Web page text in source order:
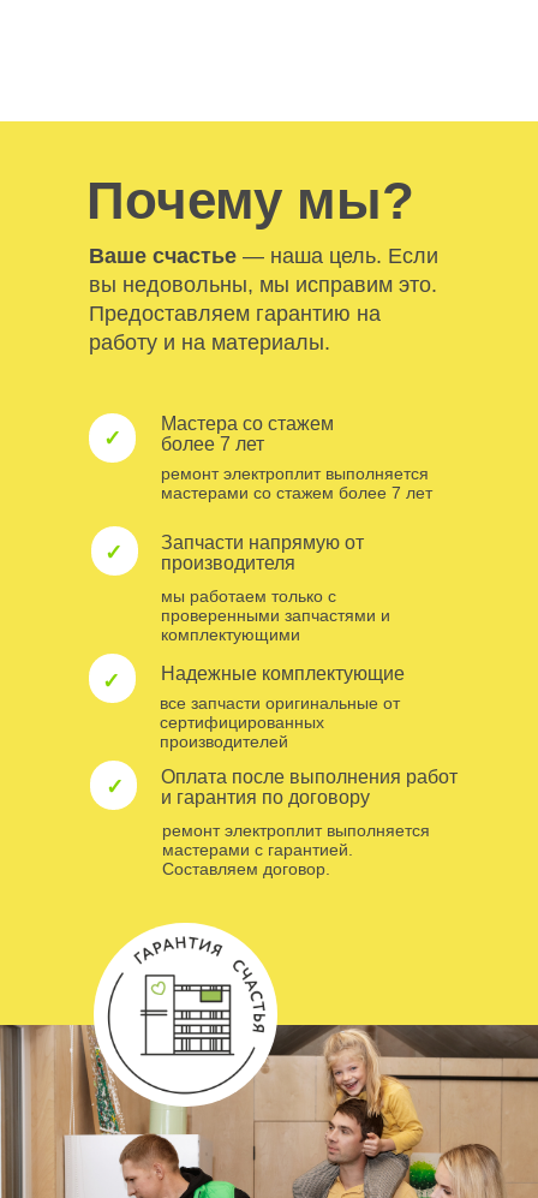
Ваше счастье — наша цель. Если
вы недовольны, мы исправим это.
Предоставляем гарантию на
работу и на материалы.
Мастера со стажем
более 7 лет
ремонт электроплит выполняется
мастерами со стажем более 7 лет
Запчасти напрямую от
производителя
все запчасти оригинальные от
сертифицированных
производителей
Надежные комплектующие
мы работаем только с
проверенными запчастями и
комплектующими
Оплата после выполнения работ
и гарантия по договору
ремонт электроплит выполняется
мастерами с гарантией.
Составляем договор.
✓
✓
✓
✓
Почему мы?